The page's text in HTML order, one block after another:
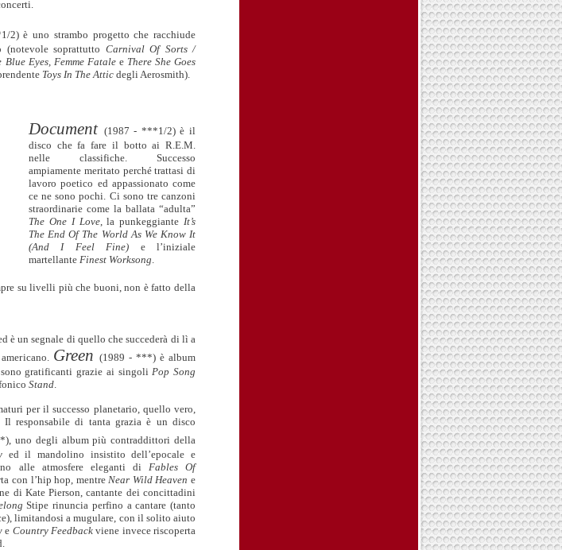
2) è uno strambo progetto che racchiude
soprattutto Carnival Of Sorts /
Blue Eyes, Femme Fatalee There She Goes
Toys In The Attic degli Aerosmith).
Document (1987 - ***1/2) è il
disco che fa fare il botto ai R.E.M.
nelle classifiche. Successo
ampiamente meritato perché trattasi di
lavoro poetico ed appassionato come
ce ne sono pochi. Ci sono tre canzoni
straordinarie come la ballata “adulta”
The One I Love, la punkeggiante It’s
The End Of The World As We Know It
(And I Feel Fine) e l’iniziale
martellante Finest Worksong
su livelli più che buoni, non è fatto della
è un segnale di quello che succederà di lì a
Green (1989 - ***) è album
gratificanti grazie ai singoli Pop Song
Stand
per il successo planetario, quello vero,
responsabile di tanta grazia è un disco
uno degli album più contraddittori della
ed il mandolino insistito dell’epocale e
alle atmosfere eleganti di Fables Of
con l’hip hop, mentre Near Wild Heaven e
di Kate Pierson, cantante dei concittadini
Stipe rinuncia perfino a cantare (tanto
limitandosi a mugulare, con il solito aiuto
e Country Feedback viene invece riscoperta